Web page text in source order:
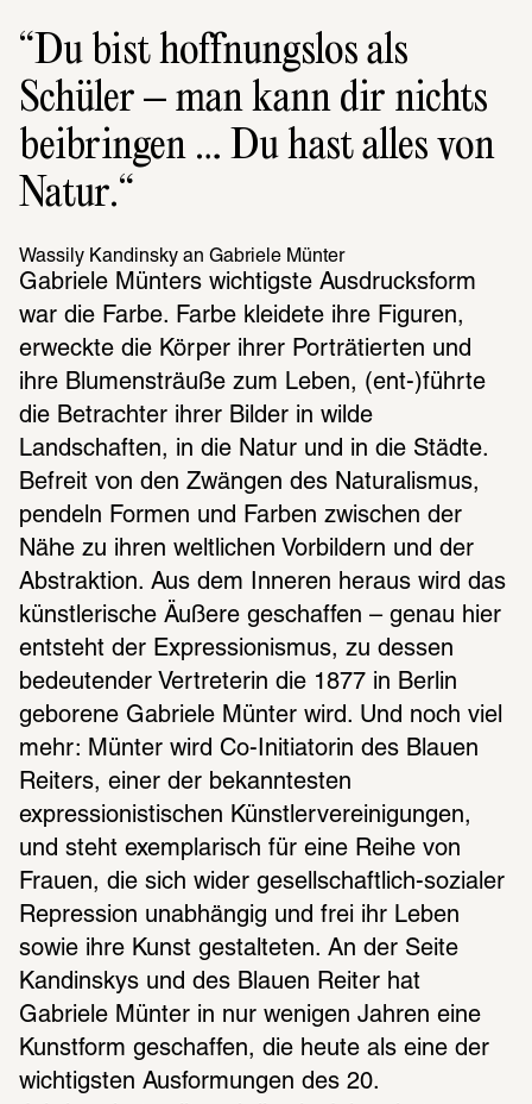
Du bist hoffnungslos als
Schüler – man kann dir nichts
beibringen … Du hast alles von
Natur.
Wassily Kandinsky an Gabriele Münter
Gabriele Münters wichtigste Ausdrucksform
war die Farbe. Farbe kleidete ihre Figuren,
erweckte die Körper ihrer Porträtierten und
ihre Blumensträuße zum Leben, (ent-)führte
die Betrachter ihrer Bilder in wilde
Landschaften, in die Natur und in die Städte.
Befreit von den Zwängen des Naturalismus,
pendeln Formen und Farben zwischen der
Nähe zu ihren weltlichen Vorbildern und der
Abstraktion. Aus dem Inneren heraus wird das
künstlerische Äußere geschaffen – genau hier
entsteht der Expressionismus, zu dessen
bedeutender Vertreterin die 1877 in Berlin
geborene Gabriele Münter wird. Und noch viel
mehr: Münter wird Co-Initiatorin des Blauen
Reiters, einer der bekanntesten
expressionistischen Künstlervereinigungen,
und steht exemplarisch für eine Reihe von
Frauen, die sich wider gesellschaftlich-sozialer
Repression unabhängig und frei ihr Leben
sowie ihre Kunst gestalteten. An der Seite
Kandinskys und des Blauen Reiter hat
Gabriele Münter in nur wenigen Jahren eine
Kunstform geschaffen, die heute als eine der
wichtigsten Ausformungen des 20.